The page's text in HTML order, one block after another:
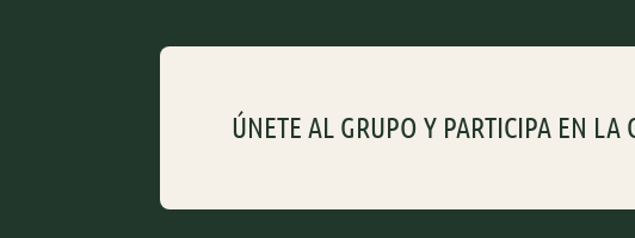
ÚNETE AL GRUPO Y PARTICIPA EN LA